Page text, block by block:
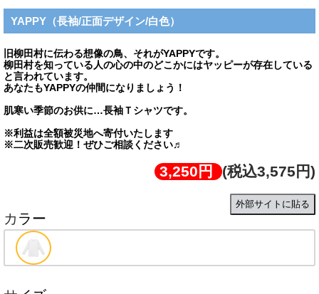
YAPPY（長袖/正面デザイン/白色）
旧柳田村に伝わる想像の鳥、それがYAPPYです。
柳田村を知っている人の心の中のどこかにはヤッピーが存在している
と言われています。
あなたもYAPPYの仲間になりましょう！
肌寒い季節のお供に…長袖Ｔシャツです。
※利益は全額被災地へ寄付いたします
※二次販売歓迎！ぜひご相談ください♬
3,250円 (税込3,575円)
外部サイトに貼る
カラー